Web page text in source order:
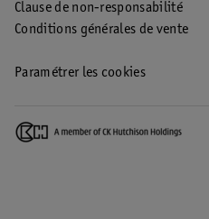
Clause de non-responsabilité
Conditions générales de vente
Paramétrer les cookies